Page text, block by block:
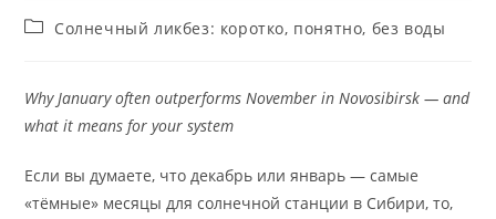
РубрикаСолнечный ликбез: коротко, понятно, без воды
Why January often outperforms November in Novosibirsk — and
what it means for your system
Если вы думаете, что декабрь или январь — самые
«тёмные» месяцы для солнечной станции в Сибири, то,